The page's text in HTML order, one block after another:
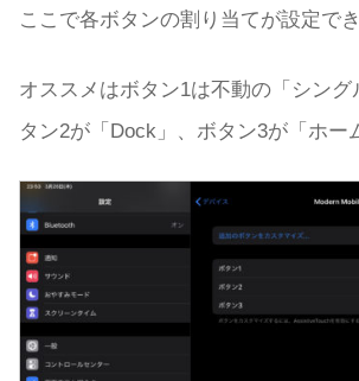
ここで各ボタンの割り当てが設定でき
オススメはボタン1は不動の「シング
タン2が「Dock」、ボタン3が「ホー